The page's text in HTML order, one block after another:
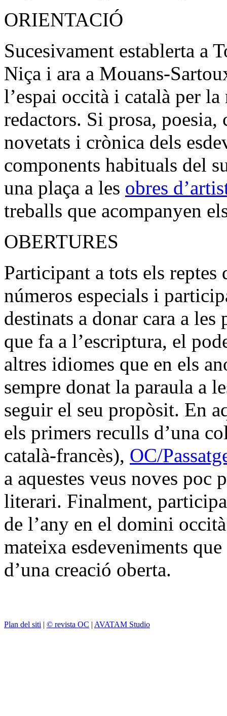
ORIENTACIÓ
Sucesivament establerta a
Niça i ara a Mouans-
l’espai occità i català per
redactors. Si prosa,
novetats i crònica dels
components habituals del
una plaça a les obres
treballs que acompanyen
OBERTURES
Participant a tots els reptes
números especials i
destinats a donar cara a
que fa a l’escriptura, el
altres idiomes que en els
sempre donat la paraula a
seguir el seu propòsit. En
els primers reculls d’una
català-francès), OC/
a aquestes veus noves poc
literari. Finalment,
de l’any en el domini
mateixa esdeveniments
d’una creació oberta.
Plan del siti | © revista OC | AVATAM Studio